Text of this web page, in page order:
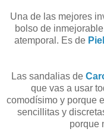
Una de las mejores
bolso de
atemporal. Es de
Las sandalias de
que vas a usar
comodísimo y porque
sencillitas y
porque